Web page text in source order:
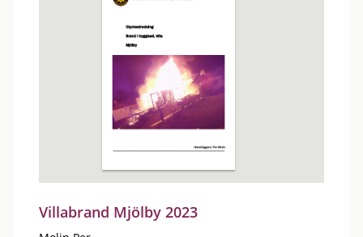
Villabrand Mjölby 2023